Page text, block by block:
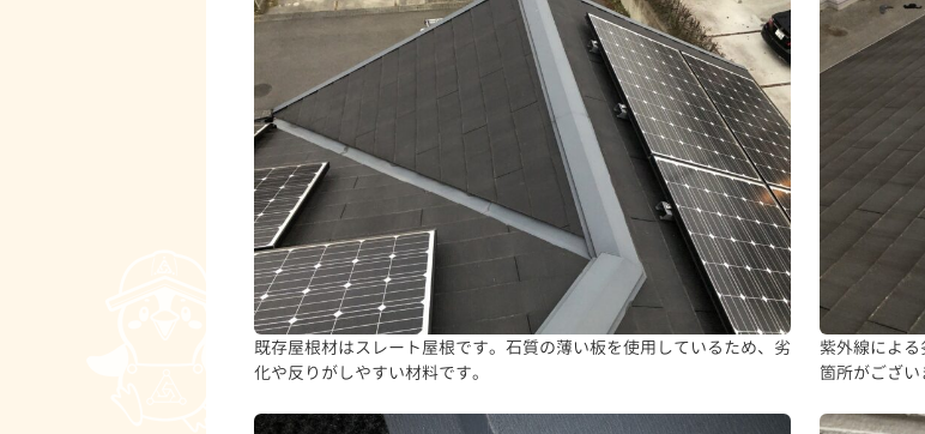
既存屋根材はスレート屋根です。石質の薄い板を使用しているため、劣
化や反りがしやすい材料です。
紫外線によ
箇所がござい